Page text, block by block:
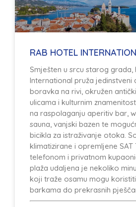
RAB HOTEL
Smješten u srcu starog grada,
International pruža jedinstveni
boravka na rivi, okružen
ulicama i kulturnim
na raspolaganju aperitiv bar,
sauna, vanjski bazen te
bicikla za istraživanje otoka.
klimatizirane i opremljene SAT
telefonom i privatnom
plaža udaljena je nekoliko
koji traže osamu mogu
barkama do prekrasnih